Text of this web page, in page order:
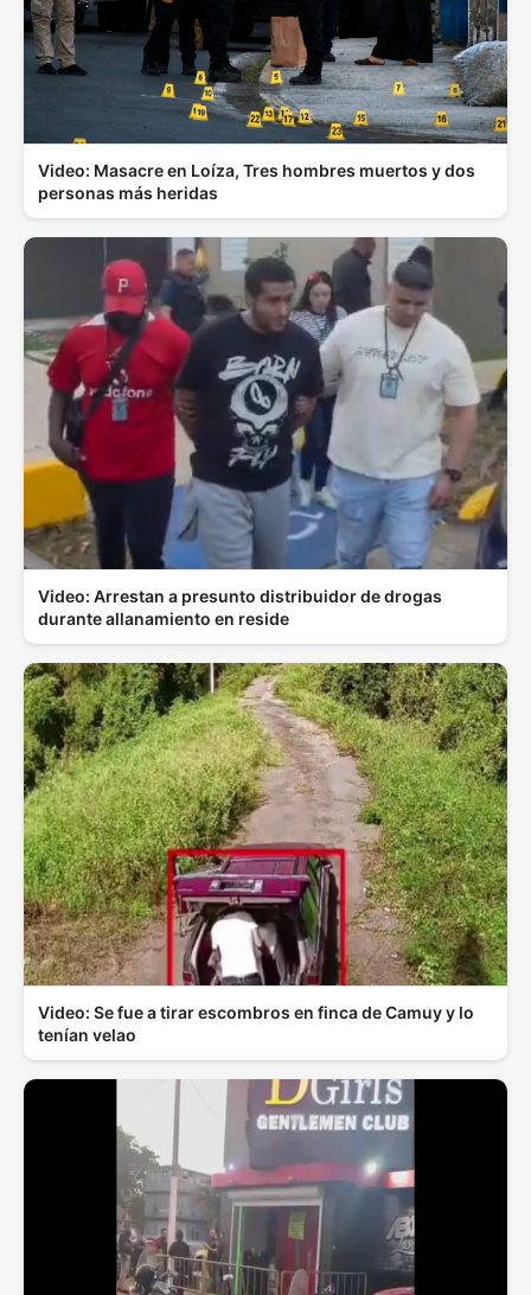
Video: Masacre en Loíza, Tres hombres muertos y dos
personas más heridas
Video: Arrestan a presunto distribuidor de drogas
durante allanamiento en reside
Video: Se fue a tirar escombros en finca de Camuy y lo
tenían velao